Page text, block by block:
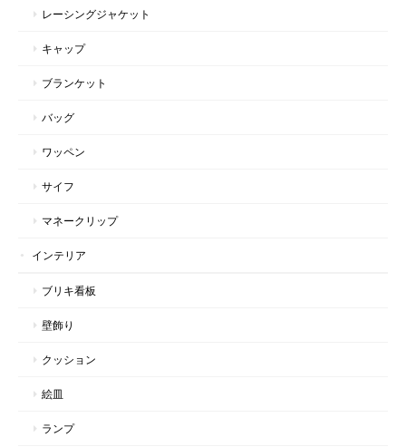
レーシングジャケット
キャップ
ブランケット
バッグ
ワッペン
サイフ
マネークリップ
インテリア
ブリキ看板
壁飾り
クッション
絵皿
ランプ